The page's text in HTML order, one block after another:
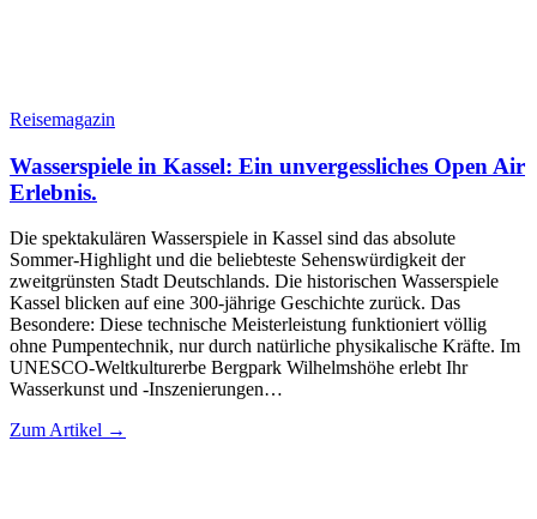
Reisemagazin
Wasserspiele in Kassel: Ein unvergessliches Open Air
Erlebnis.
Die spektakulären Wasserspiele in Kassel sind das absolute
Sommer-Highlight und die beliebteste Sehenswürdigkeit der
zweitgrünsten Stadt Deutschlands. Die historischen Wasserspiele
Kassel blicken auf eine 300-jährige Geschichte zurück. Das
Besondere: Diese technische Meisterleistung funktioniert völlig
ohne Pumpentechnik, nur durch natürliche physikalische Kräfte. Im
UNESCO-Weltkulturerbe Bergpark Wilhelmshöhe erlebt Ihr
Wasserkunst und -Inszenierungen…
Zum Artikel →